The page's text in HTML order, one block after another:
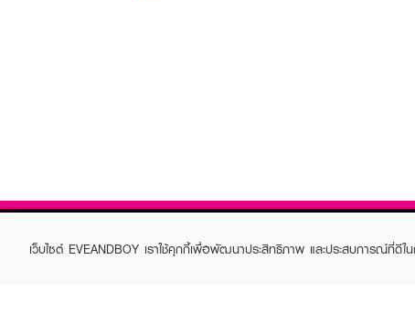
เว็บไซต์ EVEANDBOY เราใช้คุกกี้เพื่อพัฒนาประสิทธิภาพ และประสบการณ์ที่ดี